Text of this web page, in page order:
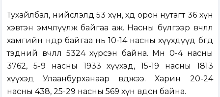
Тухайлбал, нийслэлд 53 хүн, хөдөө орон нутагт 36 хүн
хэвтэн эмчлүүлж байгаа аж. Насны бүлгээр өвчлөл
хамгийн өндөр байгаа нь 10-14 насны хүүхдүүд бөгөөд
тэдний өвчлөл 5324 хүрсэн байна. Мөн 0-4 насны
3762, 5-9 насны 1933 хүүхэд, 15-19 насны 1813
хүүхэд Улаанбурханаар өвджээ. Харин 20-24
насны 438, 25-29 насны 569 хүн өвдсөн байна.